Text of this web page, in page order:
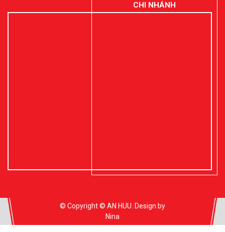
CHI NHÁNH
© Copyright © AN HUU. Design by
Nina